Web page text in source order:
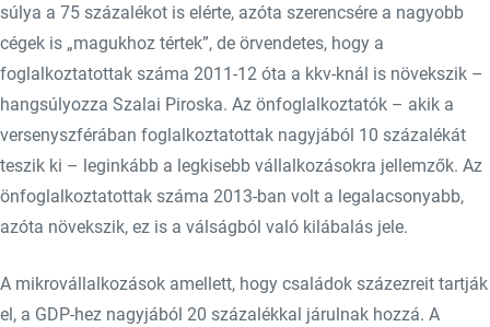
súlya a 75 százalékot is elérte, azóta szerencsére a nagyobb
cégek is „magukhoz tértek”, de örvendetes, hogy a
foglalkoztatottak száma 2011-12 óta a kkv-knál is növekszik –
hangsúlyozza Szalai Piroska. Az önfoglalkoztatók – akik a
versenyszférában foglalkoztatottak nagyjából 10 százalékát
teszik ki – leginkább a legkisebb vállalkozásokra jellemzők. Az
önfoglalkoztatottak száma 2013-ban volt a legalacsonyabb,
azóta növekszik, ez is a válságból való kilábalás jele.
A mikrovállalkozások amellett, hogy családok százezreit tartják
el, a GDP-hez nagyjából 20 százalékkal járulnak hozzá. A